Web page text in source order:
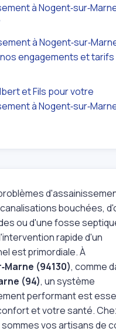
à
à
engagements et tarifs
et Fils pour votre
à
bouchées,
ou d'une fosse
rapide d'un
est primordiale. À
(94130), comme
(94), un système
performant est
et votre santé.
sommes vos artisans de